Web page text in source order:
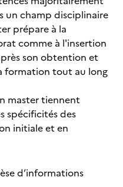
un champ disciplinaire
prépare à la
comme à l'insertion
son obtention et
formation tout au long
master tiennent
spécificités des
initiale et en
d’informations